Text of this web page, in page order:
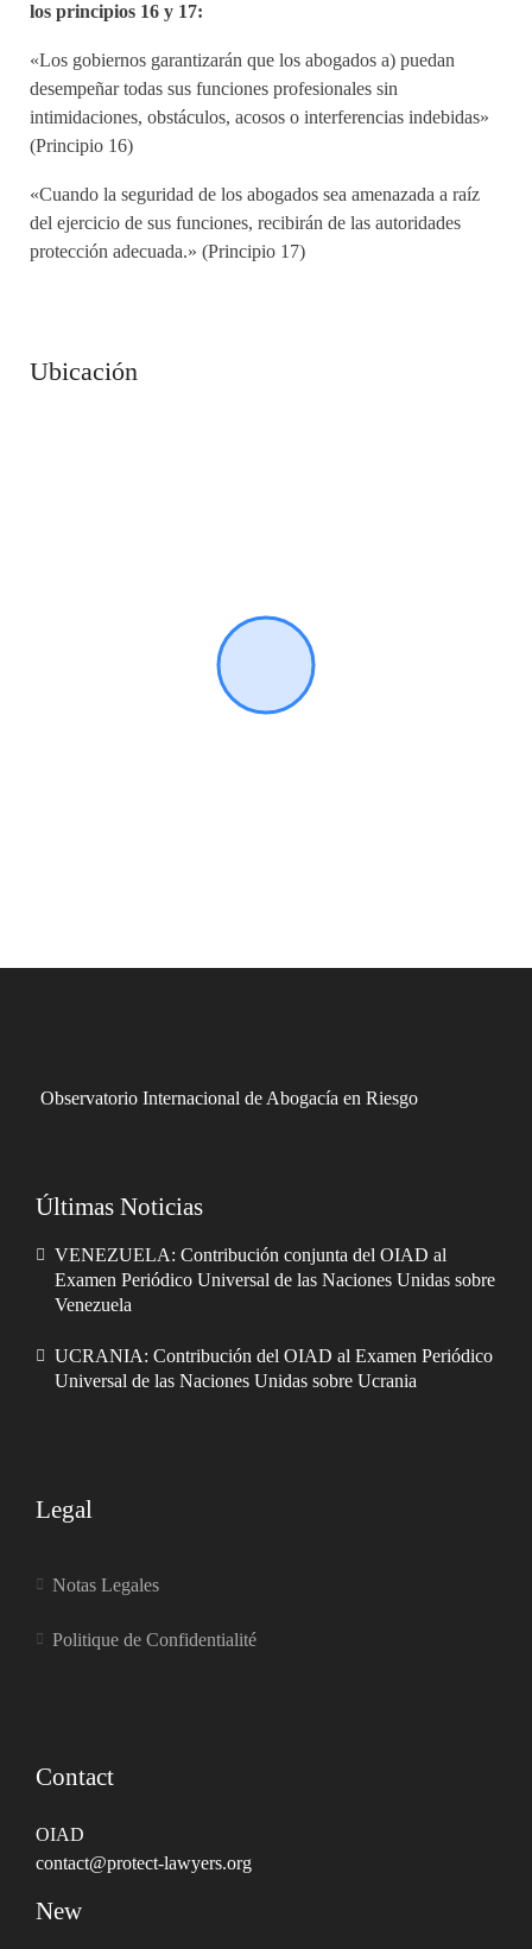
los principios 16 y 17:
«Los gobiernos garantizarán que los abogados a) puedan
desempeñar todas sus funciones profesionales sin
intimidaciones, obstáculos, acosos o interferencias indebidas»
(Principio 16)
«Cuando la seguridad de los abogados sea amenazada a raíz
del ejercicio de sus funciones, recibirán de las autoridades
protección adecuada.» (Principio 17)
Ubicación
Observatorio Internacional de Abogacía en Riesgo
Últimas Noticias
VENEZUELA: Contribución conjunta del OIAD al
Examen Periódico Universal de las Naciones Unidas sobre
Venezuela
UCRANIA: Contribución del OIAD al Examen Periódico
Universal de las Naciones Unidas sobre Ucrania
Legal
Notas Legales
Politique de Confidentialité
Contact
OIAD
contact@protect-lawyers.org
New